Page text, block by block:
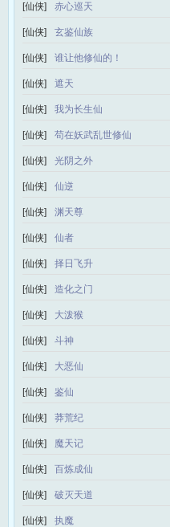
[仙侠] 赤心巡天
[仙侠] 玄鉴仙族
[仙侠] 谁让他修仙的！
[仙侠] 遮天
[仙侠] 我为长生仙
[仙侠] 苟在妖武乱世修仙
[仙侠] 光阴之外
[仙侠] 仙逆
[仙侠] 渊天尊
[仙侠] 仙者
[仙侠] 择日飞升
[仙侠] 造化之门
[仙侠] 大泼猴
[仙侠] 斗神
[仙侠] 大恶仙
[仙侠] 鉴仙
[仙侠] 莽荒纪
[仙侠] 魔天记
[仙侠] 百炼成仙
[仙侠] 破灭天道
[仙侠] 执魔